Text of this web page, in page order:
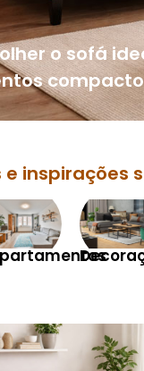
o sofá
e inspirações